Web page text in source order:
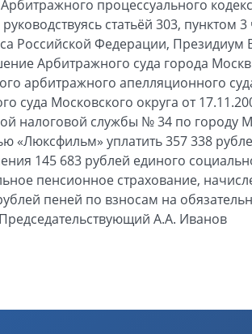
процессуального
статьёй 303, пунктом 3
Российской Федерации,
Арбитражного суда города
арбитражного апелляционного
суда Московского округа от
налоговой службы № 34 по городу
«Люксфильм» уплатить 357 338
145 683 рублей единого
пенсионное страхование,
пеней по взносам на
А.А. Иванов